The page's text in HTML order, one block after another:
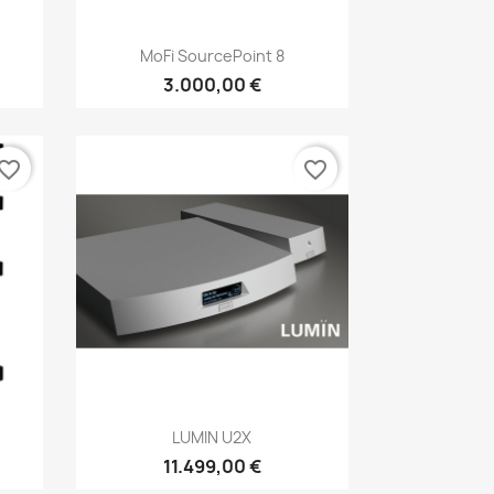
Anteprima
MoFi SourcePoint 8
3.000,00 €
 Anteprima
LUMIN U2X
11.499,00 €
favorite_border